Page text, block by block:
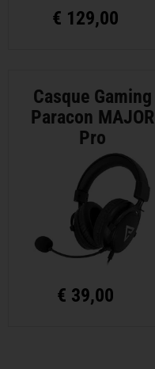
€ 129,00
Casque Gaming
Paracon MAJOR
Pro
€ 39,00